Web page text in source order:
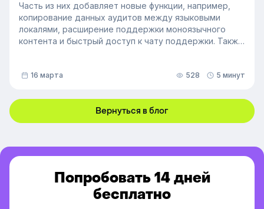
Часть из них добавляет новые функции, например,
копирование данных аудитов между языковыми
локалями, расширение поддержки моноязычного
контента и быстрый доступ к чату поддержки. Также
доступов, добавили фильтрацию данных по точному
платформы.
16 марта 528 5 минут
Вернуться в блог
Попробовать 14 дней
бесплатно